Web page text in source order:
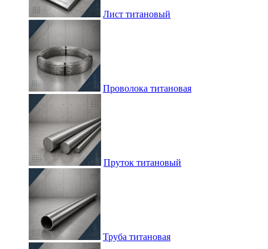
Лист титановый
Проволока титановая
Пруток титановый
Труба титановая